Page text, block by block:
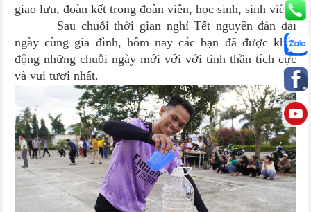
giao lưu, đoàn kết trong đoàn viên, học sinh, sinh viên.
Sau chuỗi thời gian nghỉ Tết nguyên đán dài
ngày cùng gia đình, hôm nay các bạn đã được khởi
động những chuỗi ngày mới với với tinh thần tích cực
và vui tươi nhất.